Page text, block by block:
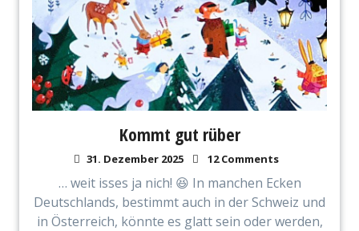
Kommt gut rüber
31. Dezember 2025 12 Comments
… weit isses ja nich! 😆 In manchen Ecken
Deutschlands, bestimmt auch in der Schweiz und
in Österreich, könnte es glatt sein oder werden,